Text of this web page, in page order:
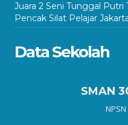
Juara 2 Seni Tunggal Putri
Pencak Silat Pelajar
Data Sekolah
SMAN